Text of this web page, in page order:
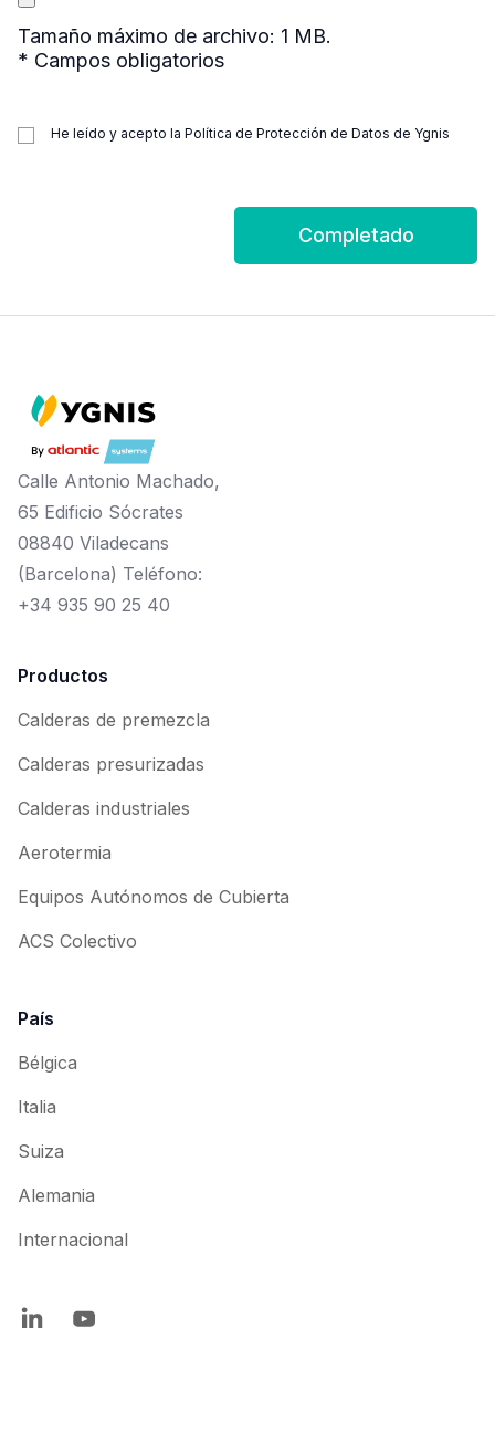
Tamaño máximo de archivo: 1 MB.
* Campos obligatorios
He leído y acepto la Política de Protección de Datos de Ygnis
Calle Antonio Machado,
65 Edificio Sócrates
08840 Viladecans
(Barcelona) Teléfono:
+34 935 90 25 40
Productos
Calderas de premezcla
Calderas presurizadas
Calderas industriales
Aerotermia
Equipos Autónomos de Cubierta
ACS Colectivo
País
Bélgica
Italia
Suiza
Alemania
Internacional